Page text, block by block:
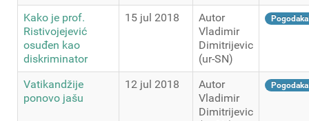
Kako je prof.
Ristivojejević
osuđen kao
diskriminator
15 jul 2018
Autor
Vladimir
Dimitrijevic
(ur-SN)
Vatikandžije
ponovo jašu
12 jul 2018
Autor
Vladimir
Dimitrijevic